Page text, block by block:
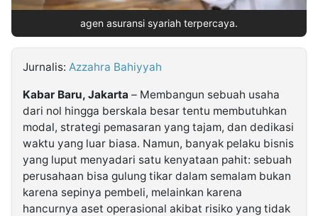
Kabarbaru.co
2026
agen asuransi syariah terpercaya.
Jurnalis: Azzahra Bahiyyah
Kabar Baru, Jakarta – Membangun sebuah usaha
dari nol hingga berskala besar tentu membutuhkan
modal, strategi pemasaran yang tajam, dan dedikasi
waktu yang luar biasa. Namun, banyak pelaku bisnis
yang luput menyadari satu kenyataan pahit: sebuah
perusahaan bisa gulung tikar dalam semalam bukan
karena sepinya pembeli, melainkan karena
hancurnya aset operasional akibat risiko yang tidak